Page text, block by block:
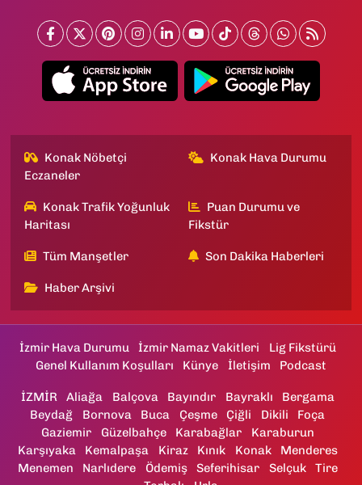
Konak Nöbetçi
Eczaneler
Konak Hava Durumu
Konak Trafik Yoğunluk
Haritası
Puan Durumu ve
Fikstür
Tüm Manşetler Son Dakika Haberleri
Haber Arşivi
İzmir Hava Durumu İzmir Namaz Vakitleri
Lig Fikstürü
Genel Kullanım Koşulları
Künye İletişim Podcast
İZMİR Aliağa Balçova Bayındır Bayraklı
Bergama
Beydağ
Bornova Buca Çeşme Çiğli Dikili
Foça
Gaziemir
Güzelbahçe Karabağlar
Karaburun
Karşıyaka
Kemalpaşa Kiraz Kınık Konak
Menderes
Menemen
Narlıdere Ödemiş Seferihisar Selçuk
Tire